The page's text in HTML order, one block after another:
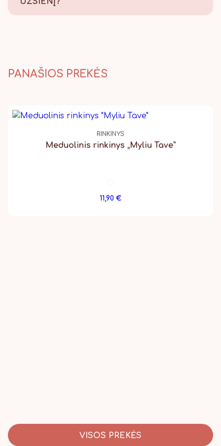
Taip, pristatome, Lietuvos
PANAŠIOS PREKĖS
RINKINYS
Meduolinis rinkinys „Myliu Tave”
11,90 €
VISOS PREKĖS